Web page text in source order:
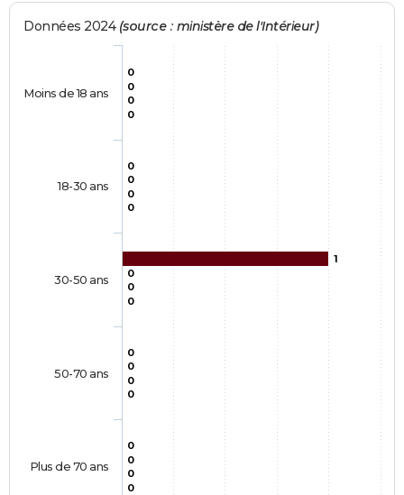
Données 2024 (source : ministère de l'Intérieur)
0
0
1
0
0
0
0
0
0
0
0
0
0
0
0
0
0
0
0
0
Moins de 18 ans
18-30 ans
30-50 ans
50-70 ans
Plus de 70 ans